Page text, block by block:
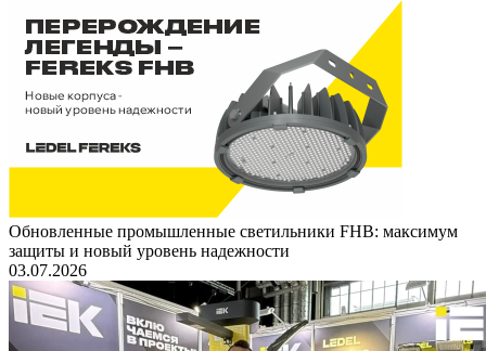
Обновленные промышленные светильники FHB: максимум
защиты и новый уровень надежности
03.07.2026